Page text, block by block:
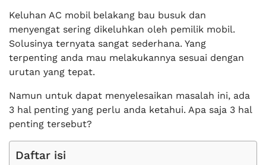
Keluhan AC mobil belakang bau busuk dan
menyengat sering dikeluhkan oleh pemilik mobil.
Solusinya ternyata sangat sederhana. Yang
terpenting anda mau melakukannya sesuai dengan
urutan yang tepat.
Namun untuk dapat menyelesaikan masalah ini, ada
3 hal penting yang perlu anda ketahui. Apa saja 3 hal
penting tersebut?
Daftar isi